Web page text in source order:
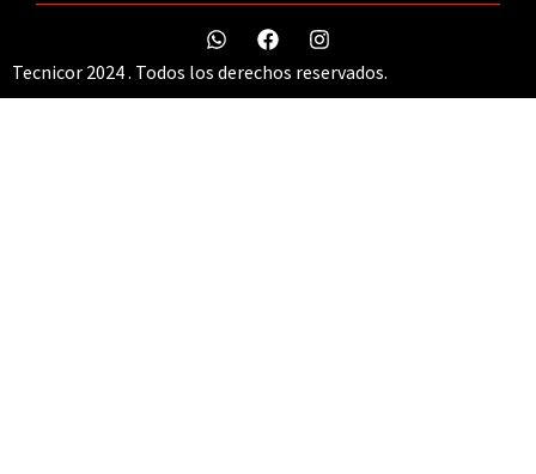
Tecnicor 2024 . Todos los derechos reservados.